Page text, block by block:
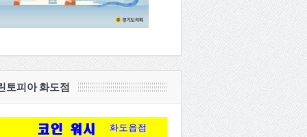
토피아 화도점